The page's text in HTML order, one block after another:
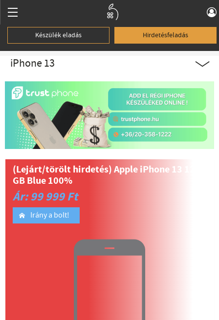
Készülék eladás Hirdetésfeladás
iPhone 13
(Lejárt/törölt hirdetés)Apple iPhone 13 128
GB Blue 100%
Ár: 99 999 Ft
Irány a bolt!